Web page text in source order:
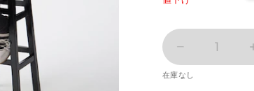
1
在庫なし